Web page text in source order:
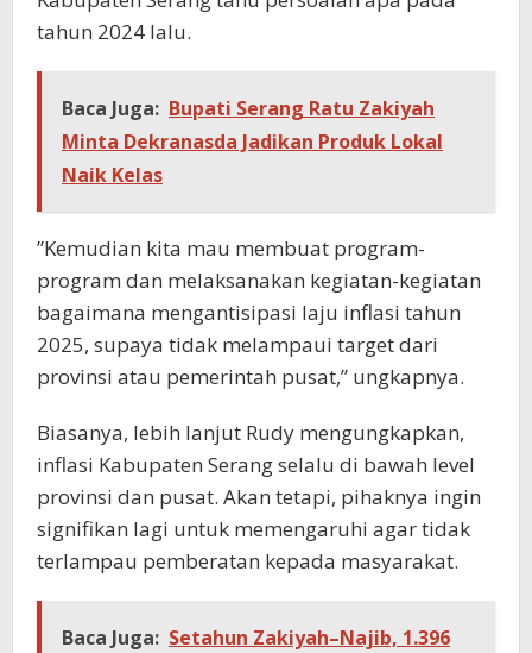
tahun 2024 lalu.
Baca Juga: Bupati Serang Ratu Zakiyah
Minta Dekranasda Jadikan Produk Lokal
Naik Kelas
”Kemudian kita mau membuat program-
program dan melaksanakan kegiatan-kegiatan
bagaimana mengantisipasi laju inflasi tahun
2025, supaya tidak melampaui target dari
provinsi atau pemerintah pusat,” ungkapnya.
Biasanya, lebih lanjut Rudy mengungkapkan,
inflasi Kabupaten Serang selalu di bawah level
provinsi dan pusat. Akan tetapi, pihaknya ingin
signifikan lagi untuk memengaruhi agar tidak
terlampau pemberatan kepada masyarakat.
Baca Juga: Setahun Zakiyah–Najib, 1.396